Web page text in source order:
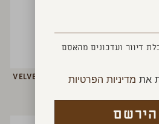
מפיץ ריח מקלות VELVET WOOD
דיוור ועדכונים מהאסם
את מדיניות הפרטיות
הירשם